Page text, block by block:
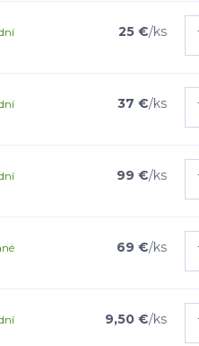
25 €/ks
37 €/ks
99 €/ks
69 €/ks
9,50 €/ks